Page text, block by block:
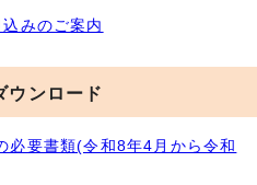
みのご案内
ウンロード
必要書類(令和8年4月から令和